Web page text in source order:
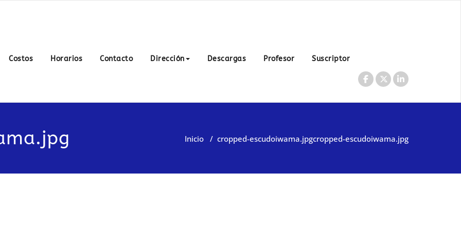
Costos Horarios Contacto Dirección Descargas Profesor Suscriptor
Inicio / cropped-escudoiwama.jpgcropped-escudoiwama.jpg